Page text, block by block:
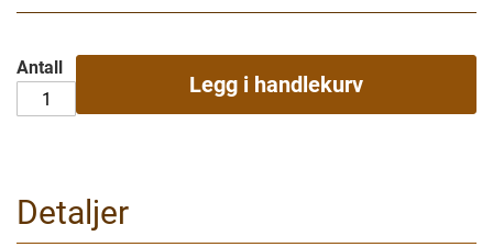
Antall
Legg i handlekurv
Detaljer